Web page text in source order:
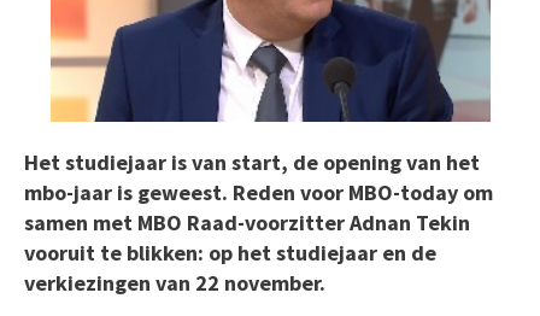
Het studiejaar is van start, de opening van het
mbo-jaar is geweest. Reden voor MBO-today om
samen met MBO Raad-voorzitter Adnan Tekin
vooruit te blikken: op het studiejaar en de
verkiezingen van 22 november.